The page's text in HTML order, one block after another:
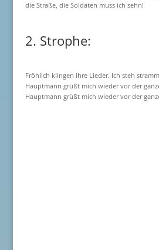
die Straße, die Soldaten muss ich sehn!
2. Strophe:
Fröhlich klingen ihre Lieder. Ich steh
Hauptmann grüßt mich wieder vor der
Hauptmann grüßt mich wieder vor der